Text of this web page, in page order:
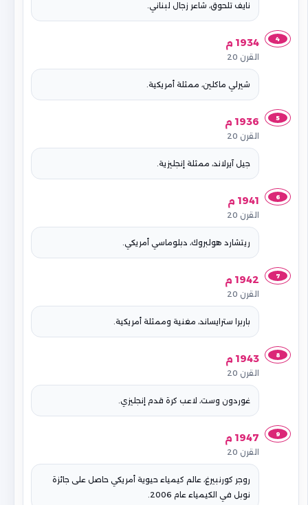
نايف تلحوق، شاعر زجال لبناني.
4 1934 م
القرن 20
شيرلي ماكلين، ممثلة أمريكية.
5 1936 م
القرن 20
جيل آيرلاند، ممثلة إنجليزية.
6 1941 م
القرن 20
ريتشارد هولبروك، دبلوماسي أمريكي.
7 1942 م
القرن 20
باربرا سترايساند، مغنية وممثلة أمريكية.
8 1943 م
القرن 20
غوردون وست، لاعب كرة قدم إنجليزي.
9 1947 م
القرن 20
روجر كورنبيرغ، عالم كيمياء حيوية أمريكي حاصل على جائزة
نوبل في الكيمياء عام 2006.